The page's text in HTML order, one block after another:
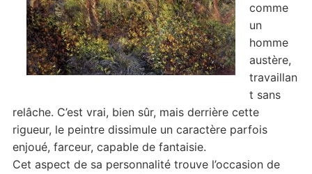
comme
un
homme
austère,
travaillan
t sans
relâche. C’est vrai, bien sûr, mais derrière cette
rigueur, le peintre dissimule un caractère parfois
enjoué, farceur, capable de fantaisie.
Cet aspect de sa personnalité trouve l’occasion de